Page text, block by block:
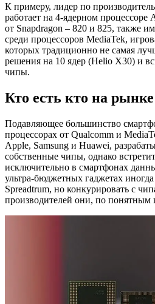
К примеру, лидер по
работает на 4-ядерном
от Snapdragon – 820 и 825, также
среди процессоров MediaTek,
которых традиционно не самая
решения на 10 ядер (Helio X30) и
чипы.
Кто есть кто на
Подавляющее большинство
процессорах от Qualcomm и
Apple, Samsung и Huawei,
собственные чипы, однако
исключительно в смартфонах
ультра-бюджетных гаджетах
Spreadtrum, но конкурировать с
производителей они, по понятным